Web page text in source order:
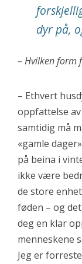
dyr på,
– Hvilken form
– Ethvert
oppfattelse
samtidig må
«gamle
på beina i
ikke være
de store
føden – og
deg en klar
menneskene
Jeg er